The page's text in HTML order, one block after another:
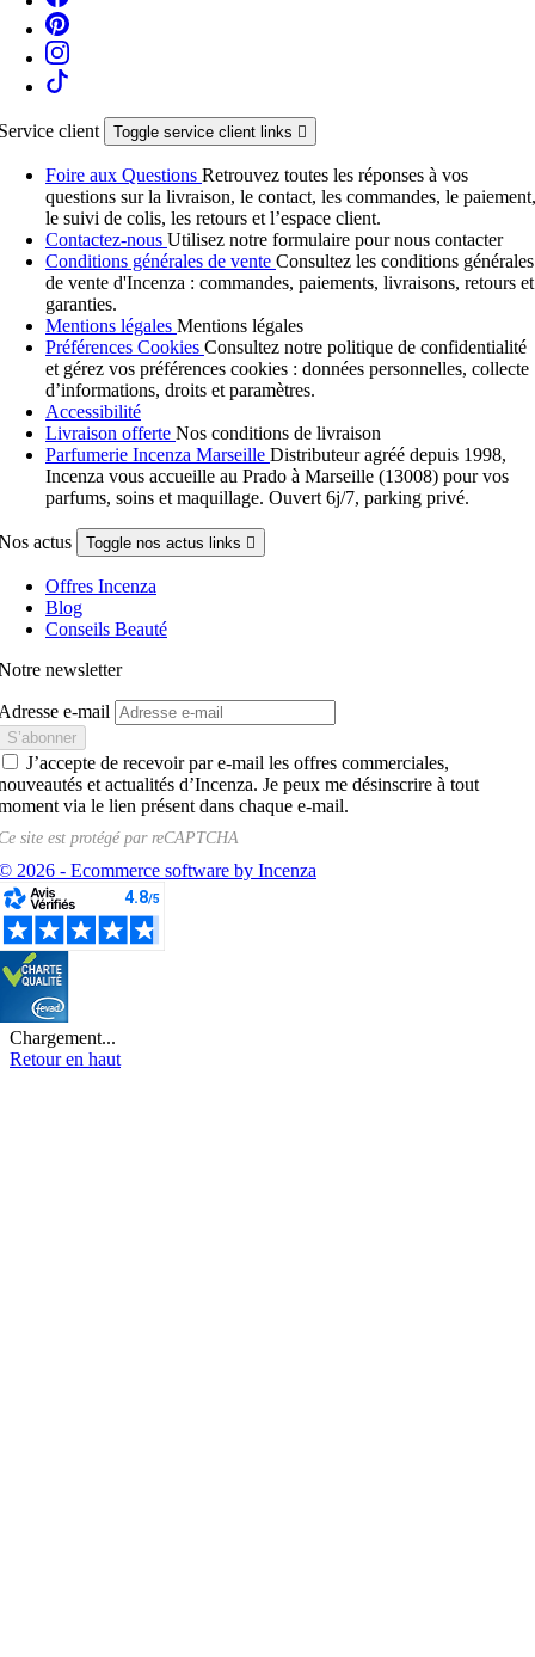
client Toggle service client links 
Foire aux Questions Retrouvez toutes les réponses à vos
questions sur la livraison, le contact, les commandes, le paiement,
le suivi de colis, les retours et l’espace client.
Contactez-nous Utilisez notre formulaire pour nous contacter
Conditions générales de vente Consultez les conditions générales
de vente d'Incenza : commandes, paiements, livraisons, retours et
garanties.
Mentions légales Mentions légales
Préférences Cookies Consultez notre politique de confidentialité
et gérez vos préférences cookies : données personnelles, collecte
d’informations, droits et paramètres.
Accessibilité
Livraison offerte Nos conditions de livraison
Parfumerie Incenza Marseille Distributeur agréé depuis 1998,
Incenza vous accueille au Prado à Marseille (13008) pour vos
parfums, soins et maquillage. Ouvert 6j/7, parking privé.
actus Toggle nos actus links 
Offres Incenza
Blog
Conseils Beauté
newsletter
e-mail
J’accepte de recevoir par e-mail les offres commerciales,
et actualités d’Incenza. Je peux me désinscrire à tout
via le lien présent dans chaque e-mail.
site est protégé parreCAPTCHA
2026 - Ecommerce software by Incenza
Chargement...
Retour en haut